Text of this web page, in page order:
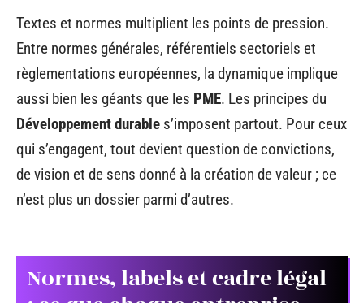
Textes et normes multiplient les points de pression.
Entre normes générales, référentiels sectoriels et
règlementations européennes, la dynamique implique
aussi bien les géants que les PME. Les principes du
Développement durable s’imposent partout. Pour ceux
qui s’engagent, tout devient question de convictions,
de vision et de sens donné à la création de valeur ; ce
n’est plus un dossier parmi d’autres.
Normes, labels et cadre légal